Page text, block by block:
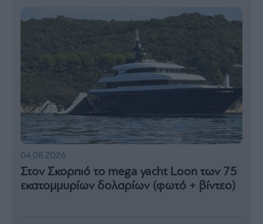
04.08.2026
Στον Σκορπιό το mega yacht Loon των 75
εκατομμυρίων δολαρίων (φωτό + βίντεο)